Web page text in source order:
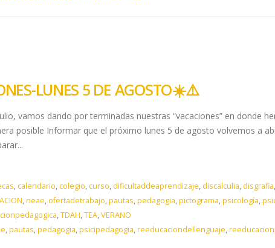
LUNES 5 DE AGOSTO ​☀️​⚠️​
vamos dando por terminadas nuestras “vacaciones” en donde
posible Informar que el próximo lunes 5 de agosto volvemos a
,calendario,colegio,curso, dificultaddeaprendizaje, discalculia, disgrafia,
,neae, ofertadetrabajo,pautas,pedagogia,pictograma,psicología,
,TDAH,TEA,VERANO
,pautas,pedagogia,psicipedagogia,reeducaciondellenguaje,